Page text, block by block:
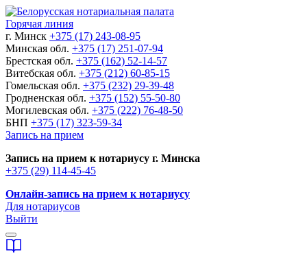
Горячая линия
г. Минск +375 (17) 243-08-95
Минская обл. +375 (17) 251-07-94
Брестская обл. +375 (162) 52-14-57
Витебская обл. +375 (212) 60-85-15
Гомельская обл. +375 (232) 29-39-48
Гродненская обл. +375 (152) 55-50-80
Могилевская обл. +375 (222) 76-48-50
БНП +375 (17) 323-59-34
Запись на прием
Запись на прием к нотариусу г. Минска
+375 (29) 114-45-45
Онлайн-запись на прием к нотариусу
Для нотариусов
Выйти